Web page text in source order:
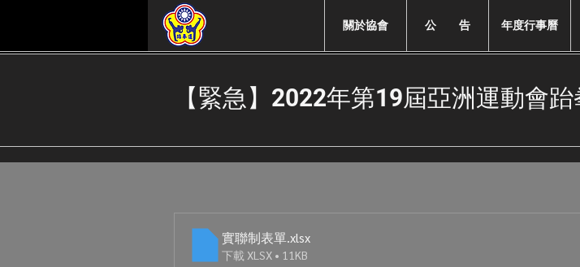
關於協會 公 告 年度行事曆
【緊急】2022年第19屆亞洲運動會
實聯制表單.xlsx
下載 XLSX • 11KB